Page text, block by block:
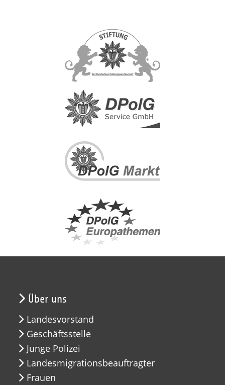
Über uns
Landesvorstand
Geschäftsstelle
Junge Polizei
Landesmigrationsbeauftragter
Frauen